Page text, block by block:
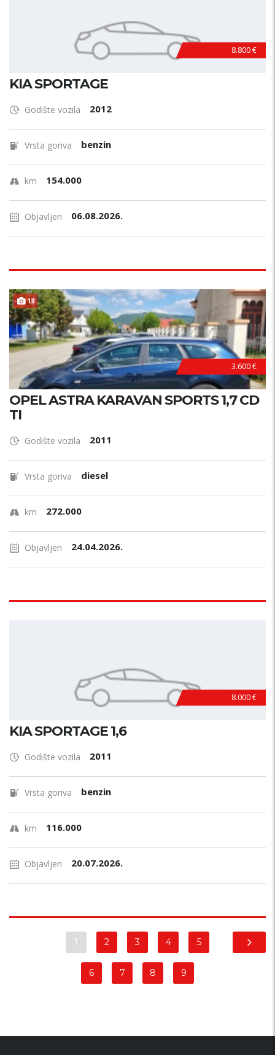
8.800 €
KIA SPORTAGE
Godište vozila 2012
Vrsta goriva benzin
km 154.000
Objavljen 06.08.2026.
13
3.600 €
OPEL ASTRA KARAVAN SPORTS 1,7 CD
TI
Godište vozila 2011
Vrsta goriva diesel
km 272.000
Objavljen 24.04.2026.
8.000 €
KIA SPORTAGE 1,6
Godište vozila 2011
Vrsta goriva benzin
km 116.000
Objavljen 20.07.2026.
1 2 3 4 5
6 7 8 9